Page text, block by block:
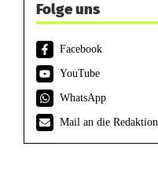
Folge uns
Facebook
YouTube
WhatsApp
Mail an die Redaktion